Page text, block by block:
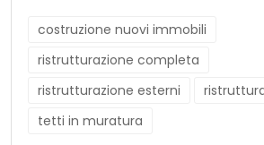
costruzione nuovi immobili
ristrutturazione completa
ristrutturazione esterni
tetti in muratura